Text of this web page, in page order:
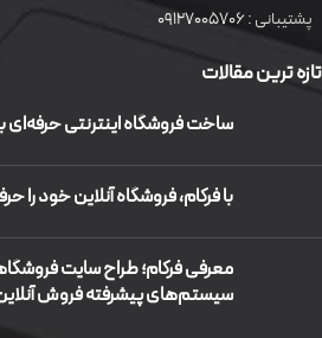
پشتیبانی :09127005706
تازه ترین مقالات
ساخت فروشگاه اینترنتی
با فرکام، فروشگاه آنلاین خود را
معرفی فرکام؛ طراح سایت
سیستم‌های پیشرفته فروش